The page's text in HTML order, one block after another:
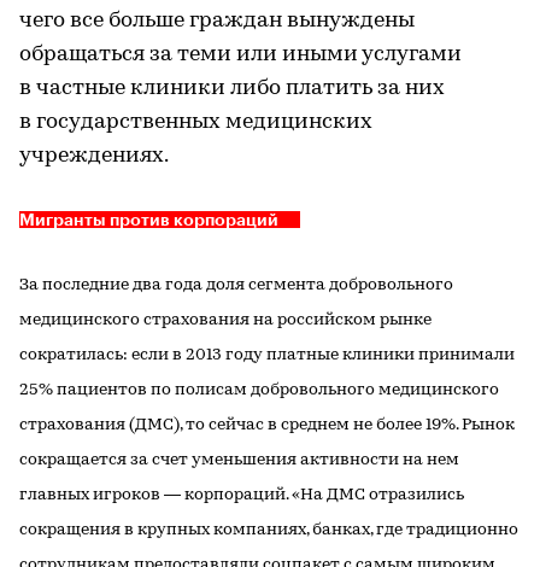
чего все больше граждан вынуждены
обращаться за теми или иными услугами
в частные клиники либо платить за них
в государственных медицинских
учреждениях.
Мигранты против корпораций
За последние два года доля сегмента добровольного
медицинского страхования на российском рынке
сократилась: если в 2013 году платные клиники принимали
25% пациентов по полисам добровольного медицинского
страхования (ДМС), то сейчас в среднем не более 19%. Рынок
сокращается за счет уменьшения активности на нем
главных игроков — корпораций. «На ДМС отразились
сокращения в крупных компаниях, банках, где традиционно